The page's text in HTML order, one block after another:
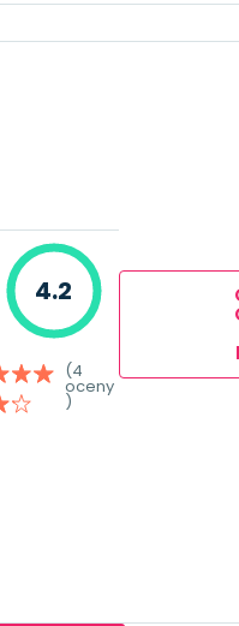
4.2
(4
oceny
)